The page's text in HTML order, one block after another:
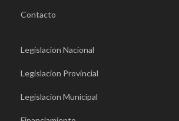
Contacto
Legislacion Nacional
Legislacion Provincial
Legislacion Municipal